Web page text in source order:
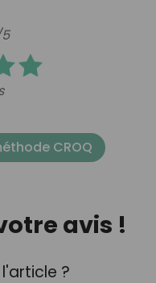
CROQ
avis !
?